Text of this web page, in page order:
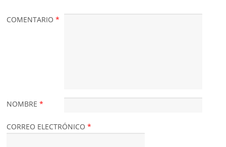
COMENTARIO*
NOMBRE*
CORREO ELECTRÓNICO*